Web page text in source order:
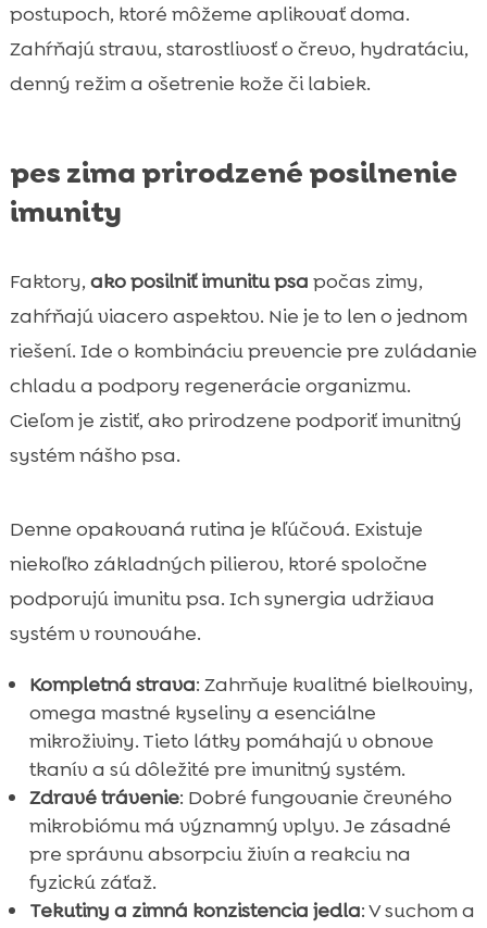
postupoch, ktoré môžeme aplikovať doma.
Zahŕňajú stravu, starostlivosť o črevo, hydratáciu,
denný režim a ošetrenie kože či labiek.
pes zima prirodzené posilnenie
imunity
Faktory, ako posilniť imunitu psa počas zimy,
zahŕňajú viacero aspektov. Nie je to len o jednom
riešení. Ide o kombináciu prevencie pre zvládanie
chladu a podpory regenerácie organizmu.
Cieľom je zistiť, ako prirodzene podporiť imunitný
systém nášho psa.
Denne opakovaná rutina je kľúčová. Existuje
niekoľko základných pilierov, ktoré spoločne
podporujú imunitu psa. Ich synergia udržiava
systém v rovnováhe.
Kompletná strava: Zahrňuje kvalitné bielkoviny,
omega mastné kyseliny a esenciálne
mikroživiny. Tieto látky pomáhajú v obnove
tkanív a sú dôležité pre imunitný systém.
Zdravé trávenie: Dobré fungovanie črevného
mikrobiómu má významný vplyv. Je zásadné
pre správnu absorpciu živín a reakciu na
fyzickú záťaž.
Tekutiny a zimná konzistencia jedla: V suchom a